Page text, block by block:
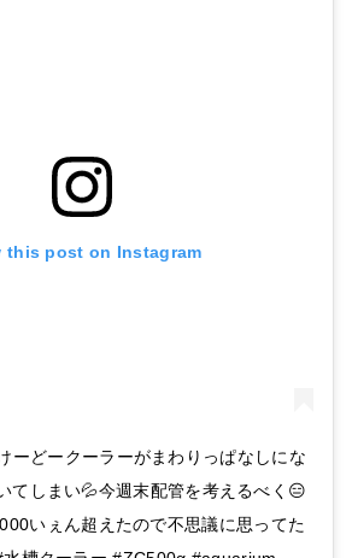
this post on Instagram
ーどークーラーがまわりっぱなしにな
てしまい💦今週末配管を考えるべく😑
いぇん超えたので不思議に思ってた